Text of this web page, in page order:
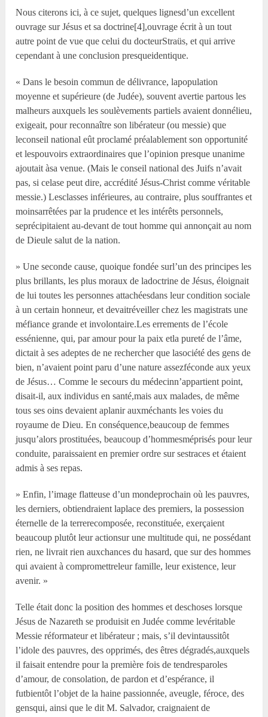
Nous citerons ici, à ce sujet, quelques lignesd’un excellent
ouvrage sur Jésus et sa doctrine[4],ouvrage écrit à un tout
autre point de vue que celui du docteurStraüs, et qui arrive
cependant à une conclusion presqueidentique.
« Dans le besoin commun de délivrance, lapopulation
moyenne et supérieure (de Judée), souvent avertie partous les
malheurs auxquels les soulèvements partiels avaient donnélieu,
exigeait, pour reconnaître son libérateur (ou messie) que
leconseil national eût proclamé préalablement son opportunité
et lespouvoirs extraordinaires que l’opinion presque unanime
ajoutait àsa venue. (Mais le conseil national des Juifs n’avait
pas, si celase peut dire, accrédité Jésus-Christ comme véritable
messie.) Lesclasses inférieures, au contraire, plus souffrantes et
moinsarrêtées par la prudence et les intérêts personnels,
seprécipitaient au-devant de tout homme qui annonçait au nom
de Dieule salut de la nation.
» Une seconde cause, quoique fondée surl’un des principes les
plus brillants, les plus moraux de ladoctrine de Jésus, éloignait
de lui toutes les personnes attachéesdans leur condition sociale
à un certain honneur, et devaitréveiller chez les magistrats une
méfiance grande et involontaire.Les errements de l’école
essénienne, qui, par amour pour la paix etla pureté de l’âme,
dictait à ses adeptes de ne rechercher que lasociété des gens de
bien, n’avaient point paru d’une nature assezféconde aux yeux
de Jésus… Comme le secours du médecinn’appartient point,
disait-il, aux individus en santé,mais aux malades, de même
tous ses oins devaient aplanir auxméchants les voies du
royaume de Dieu. En conséquence,beaucoup de femmes
jusqu’alors prostituées, beaucoup d’hommesméprisés pour leur
conduite, paraissaient en premier ordre sur sestraces et étaient
admis à ses repas.
» Enfin, l’image flatteuse d’un mondeprochain où les pauvres,
les derniers, obtiendraient laplace des premiers, la possession
éternelle de la terrerecomposée, reconstituée, exerçaient
beaucoup plutôt leur actionsur une multitude qui, ne possédant
rien, ne livrait rien auxchances du hasard, que sur des hommes
qui avaient à compromettreleur famille, leur existence, leur
avenir. »
Telle était donc la position des hommes et deschoses lorsque
Jésus de Nazareth se produisit en Judée comme levéritable
Messie réformateur et libérateur ; mais, s’il devintaussitôt
l’idole des pauvres, des opprimés, des êtres dégradés,auxquels
il faisait entendre pour la première fois de tendresparoles
d’amour, de consolation, de pardon et d’espérance, il
futbientôt l’objet de la haine passionnée, aveugle, féroce, des
gensqui, ainsi que le dit M. Salvador, craignaient de